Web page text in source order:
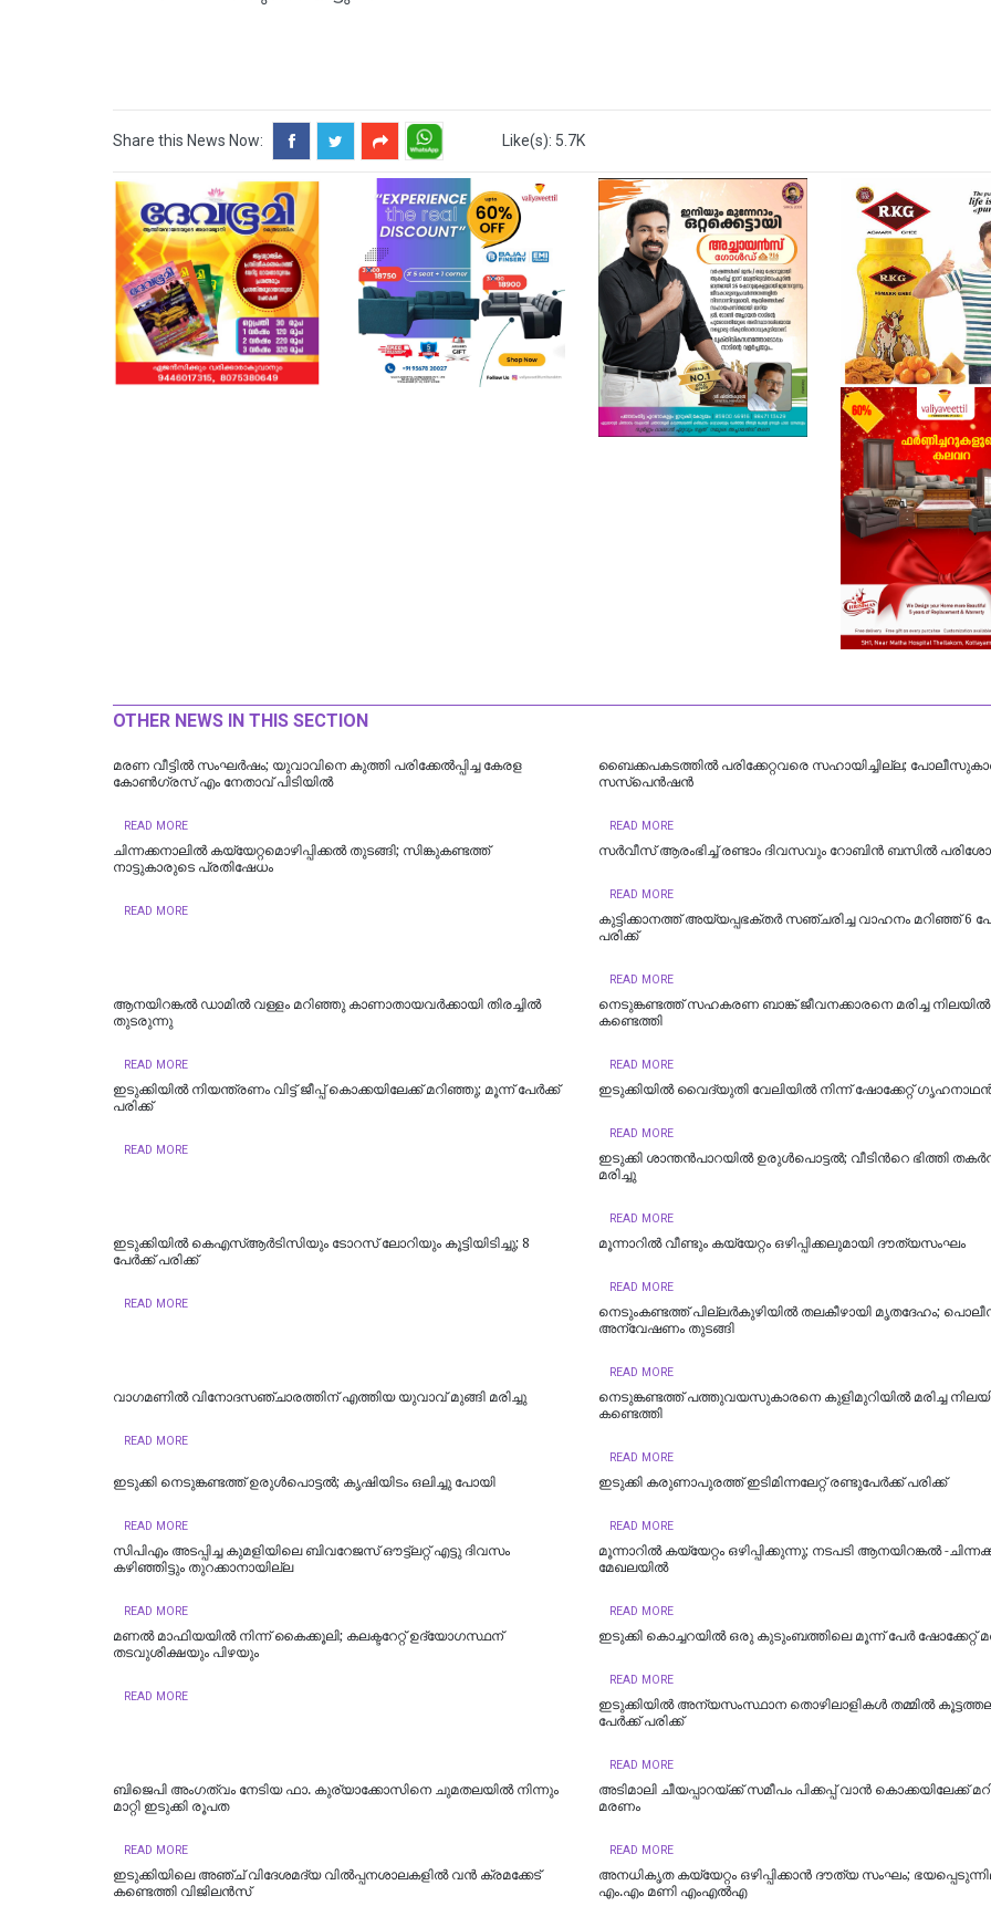
Share this News Now: Like(s): 5.7K
OTHER NEWS IN THIS SECTION
മരണ വീട്ടിൽ സംഘർഷം; യുവാവിനെ കുത്തി പരിക്കേല്‍പ്പിച്ച കേരള
കോൺഗ്രസ് എം നേതാവ് പിടിയിൽ
READ MORE
ബൈക്കപകടത്തില്‍ പരിക്കേറ്റവരെ സഹായിച്ചില്ല;
സസ്പെന്‍ഷന്‍
READ MORE
ചിന്നക്കനാലിൽ കയ്യേറ്റമൊഴിപ്പിക്കൽ തുടങ്ങി; സിങ്കുകണ്ടത്ത്
നാട്ടുകാരുടെ പ്രതിഷേധം
READ MORE
സര്‍വീസ് ആരംഭിച്ച്‌ രണ്ടാം ദിവസവും റോബിൻ ബസില്‍
READ MORE
കുട്ടിക്കാനത്ത് അയ്യപ്പഭക്തർ സഞ്ചരിച്ച വാഹനം മറിഞ്ഞ് 6
പരിക്ക്
READ MORE
ആനയിറങ്കൽ ഡാമിൽ വള്ളം മറിഞ്ഞു കാണാതായവര്‍ക്കായി തിരച്ചിൽ
തുടരുന്നു
READ MORE
നെടുങ്കണ്ടത്ത് സഹകരണ ബാങ്ക് ജീവനക്കാരനെ മരിച്ച നിലയില്‍
കണ്ടെത്തി
READ MORE
ഇടുക്കിയില്‍ നിയന്ത്രണം വിട്ട് ജീപ്പ് കൊക്കയിലേക്ക് മറിഞ്ഞു; മൂന്ന് പേര്‍ക്ക്
പരിക്ക്
READ MORE
ഇടുക്കിയിൽ വൈദ്യുതി വേലിയിൽ നിന്ന് ഷോക്കേറ്റ് ഗൃഹനാഥൻ
READ MORE
ഇടുക്കി ശാന്തൻപാറയിൽ ഉരുൾപൊട്ടൽ; വീടിന്‍റെ ഭിത്തി
മരിച്ചു
READ MORE
ഇടുക്കിയില്‍ കെഎസ്ആര്‍ടിസിയും ടോറസ് ലോറിയും കൂട്ടിയിടിച്ചു; 8
പേര്‍ക്ക് പരിക്ക്
READ MORE
മൂന്നാറിൽ വീണ്ടും കയ്യേറ്റം ഒഴിപ്പിക്കലുമായി ദൗത്യസംഘം
READ MORE
നെടുംകണ്ടത്ത് പില്ലർകുഴിയിൽ തലകീഴായി മൃതദേഹം;
അന്വേഷണം തുടങ്ങി
READ MORE
വാഗമണിൽ വിനോദസഞ്ചാരത്തിന് എത്തിയ യുവാവ് മുങ്ങി മരിച്ചു
READ MORE
നെടുങ്കണ്ടത്ത് പത്തുവയസുകാരനെ കുളിമുറിയില്‍ മരിച്ച
കണ്ടെത്തി
READ MORE
ഇടുക്കി നെടുങ്കണ്ടത്ത് ഉരുള്‍പൊട്ടല്‍; കൃഷിയിടം ഒലിച്ചു പോയി
READ MORE
ഇടുക്കി കരുണാപുരത്ത് ഇടിമിന്നലേറ്റ് രണ്ടുപേര്‍ക്ക് പരിക്ക്
READ MORE
സിപിഎം അടപ്പിച്ച കുമളിയിലെ ബിവറേജസ് ഔട്ട്ലറ്റ് എട്ടു ദിവസം
കഴിഞ്ഞിട്ടും തുറക്കാനായില്ല
READ MORE
മൂന്നാറില്‍ കയ്യേറ്റം ഒഴിപ്പിക്കുന്നു; നടപടി ആനയിറങ്കല്‍ -
മേഖലയില്‍
READ MORE
മണല്‍ മാഫിയയില്‍ നിന്ന് കൈക്കൂലി; കലക്ടറേറ്റ് ഉദ്യോഗസ്ഥന്
തടവുശിക്ഷയും പിഴയും
READ MORE
ഇടുക്കി കൊച്ചറയിൽ ഒരു കുടുംബത്തിലെ മൂന്ന് പേർ ഷോക്കേറ്റ്
READ MORE
ഇടുക്കിയിൽ അന്യസംസ്ഥാന തൊഴിലാളികൾ തമ്മിൽ
പേർക്ക് പരിക്ക്
READ MORE
ബിജെപി അംഗത്വം നേടിയ ഫാ. കുര്യാക്കോസിനെ ചുമതലയില്‍ നിന്നും
മാറ്റി ഇടുക്കി രൂപത
READ MORE
അടിമാലി ചീയപ്പാറയ്ക്ക് സമീപം പിക്കപ്പ് വാന്‍ കൊക്കയിലേക്ക്
മരണം
READ MORE
ഇടുക്കിയിലെ അഞ്ച് വിദേശമദ്യ വില്‍പ്പനശാലകളില്‍ വന്‍ ക്രമക്കേട്
കണ്ടെത്തി വിജിലന്‍സ്
അനധികൃത കയ്യേറ്റം ഒഴിപ്പിക്കാന്‍ ദൗത്യ സംഘം;
എം.എം മണി എംഎൽഎ